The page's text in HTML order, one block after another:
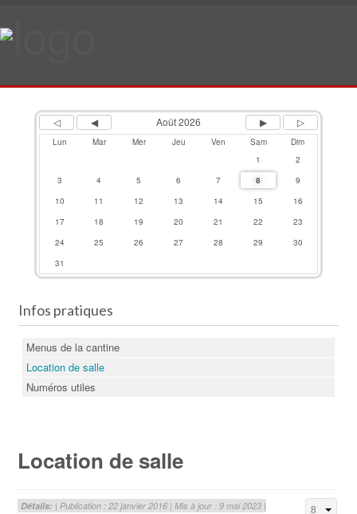
Août 2026
Lun Mar Mer Jeu Ven Sam
Dim
1
2
3
4 5 6 7 8
9
10
11 12 13 14 15
16
17
18 19 20 21 22
23
24
25 26 27 28 29
30
31
Infos pratiques
Menus de la cantine
Location de salle
Numéros utiles
Location de salle
Détails: | Publication : 22 janvier 2016 | Mis à jour : 9 mai 2023 |